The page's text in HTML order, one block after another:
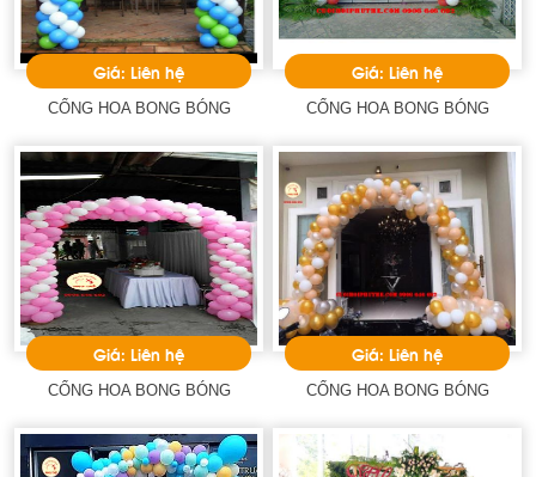
Giá: Liên hệ
CỔNG HOA BONG BÓNG
Giá: Liên hệ
CỔNG HOA BONG BÓNG
Giá: Liên hệ
CỔNG HOA BONG BÓNG
Giá: Liên hệ
CỔNG HOA BONG BÓNG